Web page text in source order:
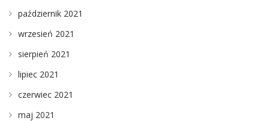
październik 2021
wrzesień 2021
sierpień 2021
lipiec 2021
czerwiec 2021
maj 2021